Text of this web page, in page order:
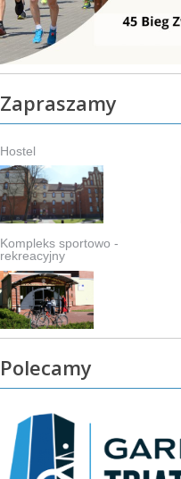
Zapraszamy
Hostel
Kompleks sportowo -
rekreacyjny
Polecamy